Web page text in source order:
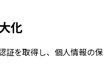
化
証を取得し、個人情報の保